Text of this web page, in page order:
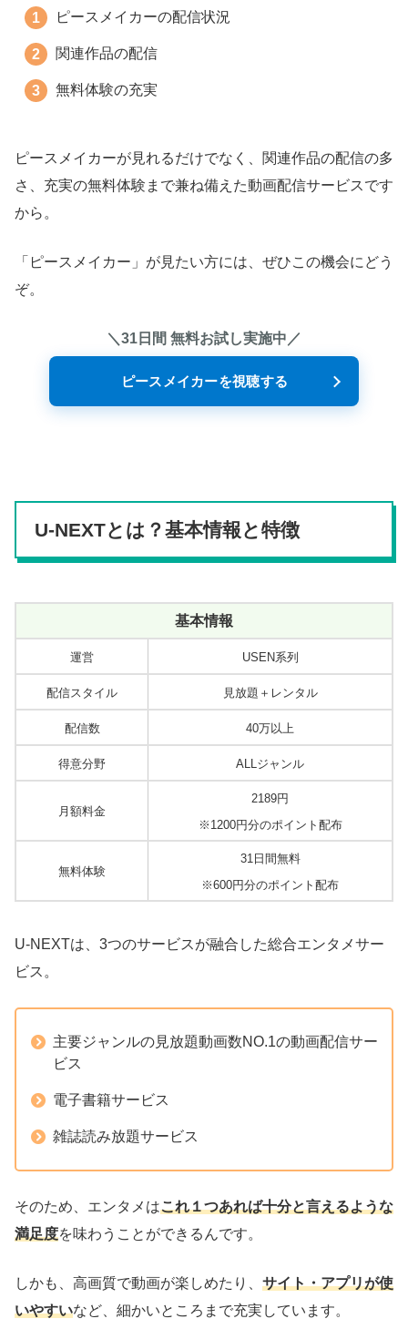
ピースメイカーの配信状況
関連作品の配信
無料体験の充実
ピースメイカーが見れるだけでなく、関連作品の配信の多
さ、充実の無料体験まで兼ね備えた動画配信サービスです
から。
「ピースメイカー」が見たい方には、ぜひこの機会にどう
ぞ。
＼31日間 無料お試し実施中／
ピースメイカーを視聴する
U-NEXTとは？基本情報と特徴
基本情報
運営 USEN系列
配信スタイル 見放題＋レンタル
配信数 40万以上
得意分野 ALLジャンル
月額料金
2189円
※1200円分のポイント配布
無料体験
31日間無料
※600円分のポイント配布
U-NEXTは、3つのサービスが融合した総合エンタメサー
ビス。
主要ジャンルの見放題動画数NO.1の動画配信サー
ビス
電子書籍サービス
雑誌読み放題サービス
そのため、エンタメはこれ１つあれば十分と言えるような
満足度を味わうことができるんです。
しかも、高画質で動画が楽しめたり、 サイト・アプリが使
いやすいなど、細かいところまで充実しています。